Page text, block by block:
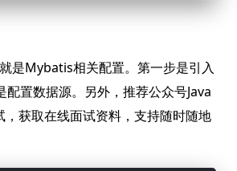
是Mybatis相关配置。第一步是引入
配置数据源。另外，推荐公众号Java
获取在线面试资料，支持随时随地